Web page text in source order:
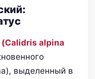
(Calidris alpina
выделенный в